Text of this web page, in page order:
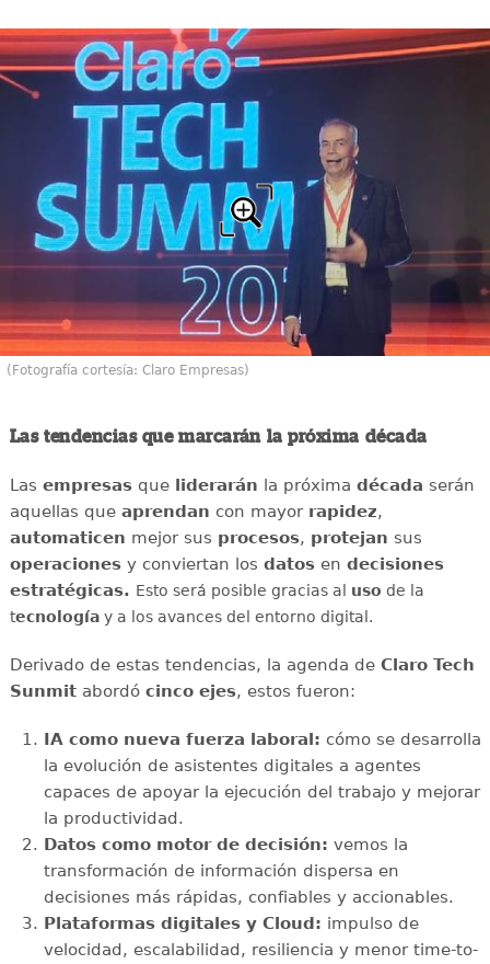
(Fotografía cortesía: Claro Empresas)
Las tendencias que marcarán la próxima década
Las empresasqueliderarán la próxima década serán
aquellas queaprendan con mayor rapidez,
automaticen mejor sus procesos, protejan sus
operacionesy conviertan los datosen decisiones
estratégicas. Esto será posible gracias al uso de la
tecnologíay a los avances del entorno digital.
Derivado de estas tendencias, la agenda de Claro Tech
Sunmitabordó cinco ejes, estos fueron:
IA como nueva fuerza laboral: cómo se desarrolla
la evolución de asistentes digitales a agentes
capaces de apoyar la ejecución del trabajo y mejorar
la productividad.
Datos como motor de decisión: vemos la
transformación de información dispersa en
decisiones más rápidas, confiables y accionables.
Plataformas digitales y Cloud: impulso de
velocidad, escalabilidad, resiliencia y menor time-to-